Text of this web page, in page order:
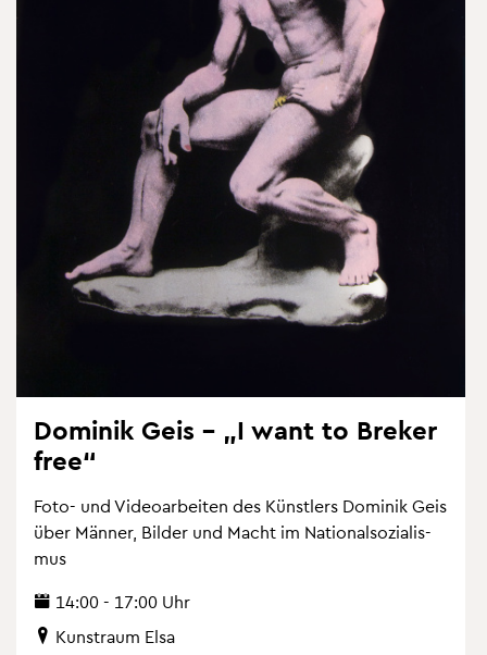
Do­mi­nik Geis – „I want to Bre­ker
free“
Foto- und Vi­deo­ar­bei­ten des Künst­lers Do­mi­nik Geis
über Män­ner, Bil­der und Macht im Na­tio­nal­so­zia­lis­
mus
14:00 - 17:00 Uhr
Kunst­raum Elsa